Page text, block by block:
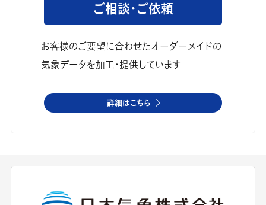
ご相談・ご依頼
お客様のご要望に合わせたオーダーメイドの
気象データを加工・提供しています
詳細はこちら